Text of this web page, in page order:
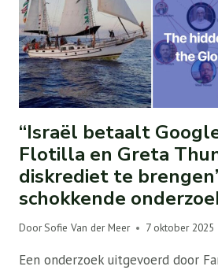
“Israël betaalt
Flotilla en Greta
diskrediet te
schokkende
DoorSofie Van der Meer 7 oktober 2025
Een onderzoek uitgevoerd door